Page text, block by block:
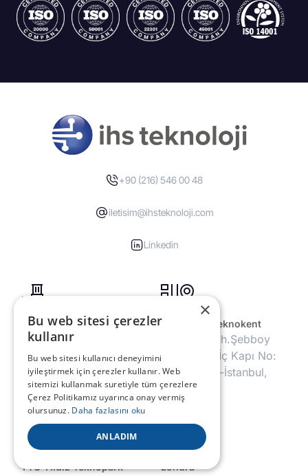
+90 (216) 546 00 48
iletisim@ihsteknoloji.com
Linkedin
Genel Merkez
Koşuyolu Mah.
İbrahimağa Zaviyesi
Sok. No:10 34718
Kadıköy-İstanbul,
Türkiye
Dijitalpark Teknokent
Barbaros Mh.Şebboy
Sk. No:4/1 İç Kapı No:
20 Ataşehir-İstanbul,
Türkiye
YTÜ Yıldız Teknopark Londra
×
Bu web sitesi çerezler
kullanır
Bu web sitesi kullanıcı deneyimini
iyileştirmek için çerezler kullanır. Web
sitemizi kullanmak suretiyle tüm çerezlere
Çerez Politikamız uyarınca onay vermiş
olursunuz. Daha fazlasını oku
ANLADIM